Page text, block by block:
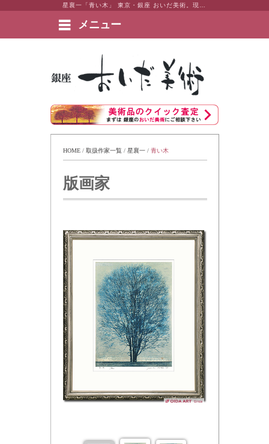
メニュー
絵画など美術品の販売と買取 | 東京・銀座 おいだ美術
HOME / 取扱作家一覧 / 星襄一 / 青い木
版画家